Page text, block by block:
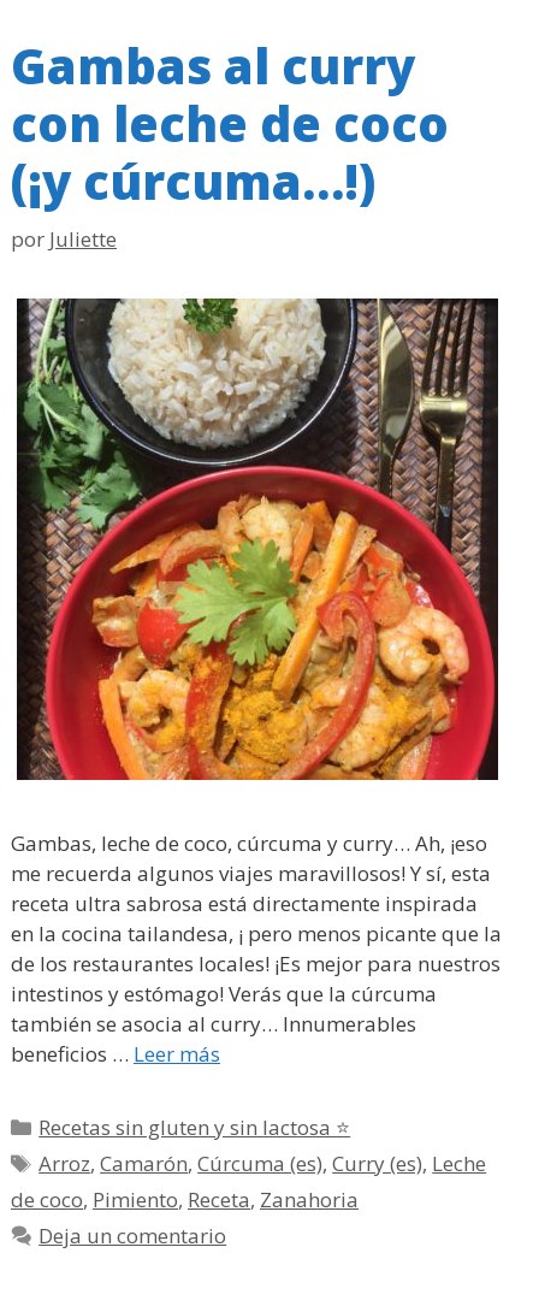
Gambas al curry
con leche de coco
(¡y cúrcuma…!)
por Juliette
Gambas, leche de coco, cúrcuma y curry… Ah, ¡eso
me recuerda algunos viajes maravillosos! Y sí, esta
receta ultra sabrosa está directamente inspirada
en la cocina tailandesa, ¡ pero menos picante que la
de los restaurantes locales! ¡Es mejor para nuestros
intestinos y estómago! Verás que la cúrcuma
también se asocia al curry… Innumerables
beneficios … Leer más
Categorías
Recetas sin gluten y sin lactosa ⭐
Etiquetas
Arroz,Camarón,Cúrcuma (es),Curry (es), Leche
de coco, Pimiento, Receta, Zanahoria
Deja un comentario